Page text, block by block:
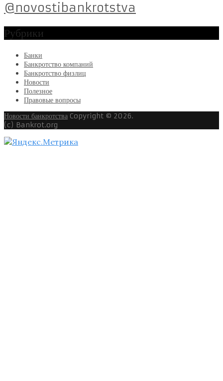
@novostibankrotstva
Рубрики
Банки
Банкротство компаний
Банкротство физлиц
Новости
Полезное
Правовые вопросы
Новости банкротства Copyright © 2026.
(c) Bankrot.org